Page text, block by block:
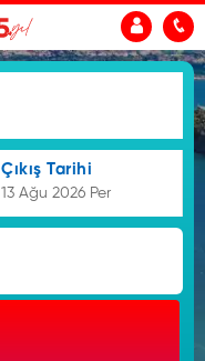
Çıkış Tarihi